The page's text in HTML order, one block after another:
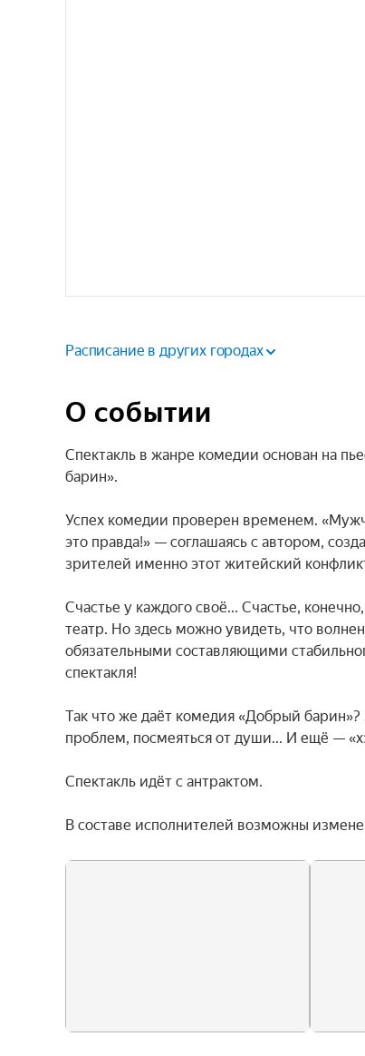
Расписание в других городах
О событии
Спектакль в жанре комедии основан на
барин».
Успех комедии проверен временем.
это правда!» — соглашаясь с автором,
зрителей именно этот житейский
Счастье у каждого своё... Счастье,
театр. Но здесь можно увидеть, что
обязательными составляющими
спектакля!
Так что же даёт комедия «Добрый
проблем, посмеяться от души... И ещё —
Спектакль идёт с антрактом.
В составе исполнителей возможны